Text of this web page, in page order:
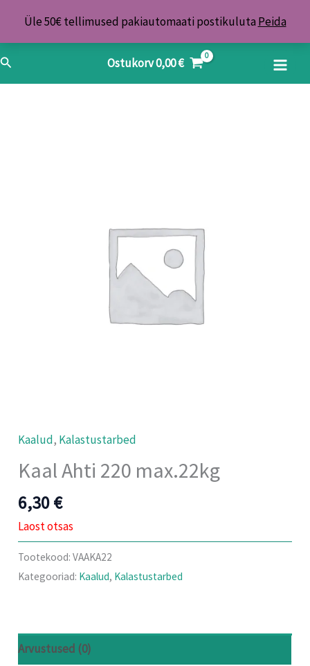
Üle 50€ tellimused pakiautomaati postikuluta Peida
content
Search Ostukorv0,00€
Kaalud, Kalastustarbed
Kaal Ahti 220 max.22kg
6,30€
Laost otsas
Tootekood:VAAKA22
Kategooriad: Kaalud, Kalastustarbed
Arvustused (0)